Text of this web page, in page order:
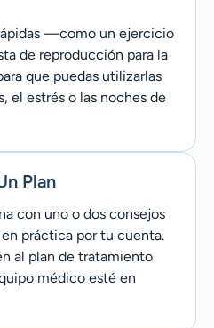
—como un ejercicio
de reproducción para la
que puedas utilizarlas
el estrés o las noches de
Plan
con uno o dos consejos
práctica por tu cuenta.
al plan de tratamiento
médico esté en